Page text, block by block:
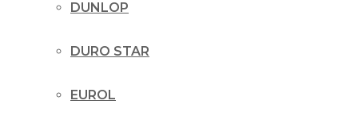
DUNLOP
DURO STAR
EUROL